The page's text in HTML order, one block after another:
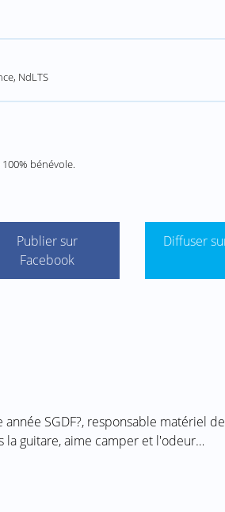
NdLTS
bénévole.
Publier sur
Facebook
Diffuser
SGDF?, responsable matériel
la guitare, aime camper et l'odeur…